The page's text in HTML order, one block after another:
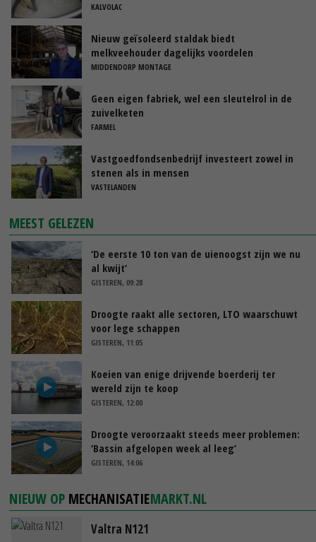
KALVOLAC
Nieuw geïsoleerd staldak biedt
melkveehouder dagelijks voordelen
MIDDENDORP MONTAGE
Geen eigen fabriek, wel een sleutelrol in de
zuivelketen
FARMEL
Vastgoedfondsenbedrijf investeert zowel in
stenen als in mensen
VASTELANDEN
MEEST GELEZEN
‘De eerste 10 ton van de uienoogst zijn we nu
al kwijt’
GISTEREN, 09:28
Droogte raakt alle sectoren, LTO waarschuwt
voor lege schappen
GISTEREN, 11:05
Koeien van enige drijvende boerderij ter
wereld zijn te koop
GISTEREN, 12:00
Droogte veroorzaakt steeds meer problemen:
‘Bassin afgelopen week al leeg’
GISTEREN, 14:06
NIEUW OP MECHANISATIEMARKT.NL
Valtra N121